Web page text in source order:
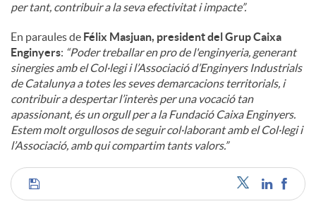
per tant, contribuir a la seva efectivitat i impacte”.
En paraules de Félix Masjuan, president del Grup Caixa
Enginyers: “Poder treballar en pro de l'enginyeria, generant
sinergies amb el Col·legi i l’Associació d’Enginyers Industrials
de Catalunya a totes les seves demarcacions territorials, i
contribuir a despertar l’interès per una vocació tan
apassionant, és un orgull per a la Fundació Caixa Enginyers.
Estem molt orgullosos de seguir col·laborant amb el Col·legi i
l’Associació, amb qui compartim tants valors.”
C